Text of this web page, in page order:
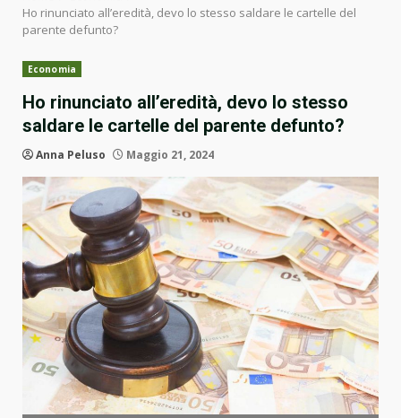
Ho rinunciato all’eredità, devo lo stesso saldare le cartelle del
parente defunto?
Economia
Ho rinunciato all’eredità, devo lo stesso
saldare le cartelle del parente defunto?
Anna Peluso Maggio 21, 2024